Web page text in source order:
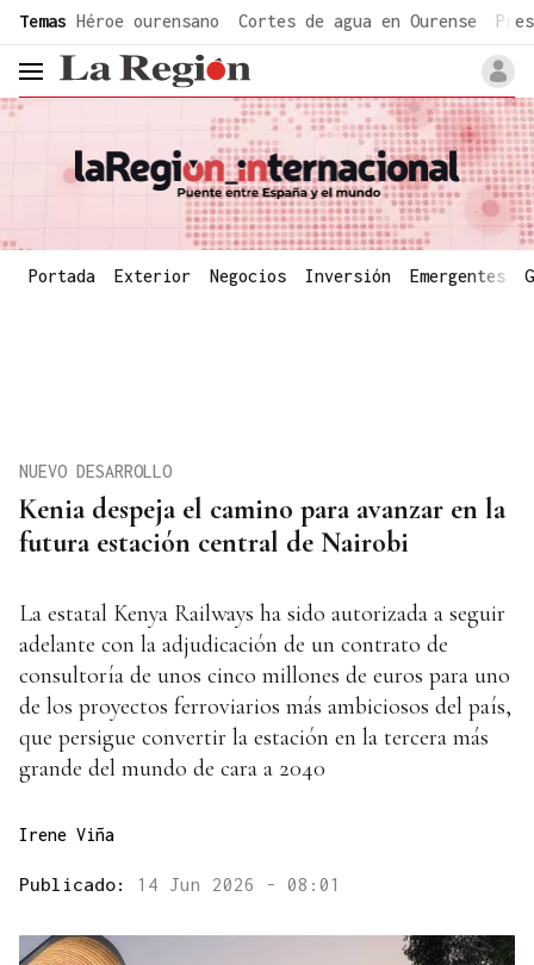
common.go-to-content
Temas Héroe ourensano Cortes de agua en Ourense
header.menu.open
Portada Exterior Negocios Inversión Emergentes
Kenia despeja el camino para avanzar en la
futura estación central de Nairobi
NUEVO DESARROLLO
La estatal Kenya Railways ha sido autorizada a seguir
adelante con la adjudicación de un contrato de
consultoría de unos cinco millones de euros para uno
de los proyectos ferroviarios más ambiciosos del país,
que persigue convertir la estación en la tercera más
grande del mundo de cara a 2040
Irene Viña
Publicado: 14 Jun 2026 - 08:01